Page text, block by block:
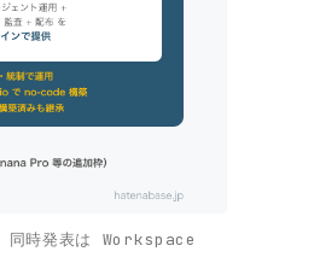
時発表は Workspace